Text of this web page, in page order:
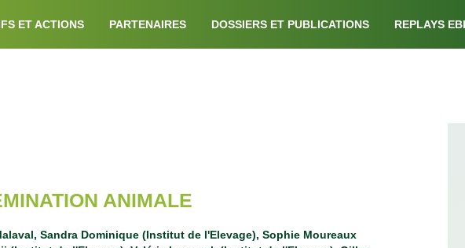
ET ACTIONS PARTENAIRES DOSSIERS ET PUBLICATIONS
ANIMALE
Malaval, Sandra Dominique (Institut de l'Elevage), Sophie